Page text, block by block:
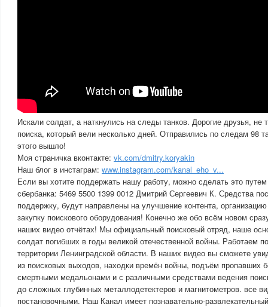
Искали солдат, а наткнулись на следы танков. Дорогие друзья, не
поиска, который вели несколько дней. Отправились по следам 98
этого вышло!
Моя страничка вконтакте: vk.com/dmitry.koryakin
Наш блог в инстаграм: www.instagram.com/kanal_eho_v...
Если вы хотите поддержать нашу работу, можно сделать это
сбербанка: 5469 5500 1399 0012 Дмитрий Сергеевич К. Средства
поддержку, будут направлены на улучшение контента,
закупку поискового оборудования! Конечно же обо всём новом
наших видео отчётах! Мы официальный поисковый отряд, наше
солдат погибших в годы великой отечественной войны. Работаем
территории Ленинградской области. В наших видео вы сможете
из поисковых выходов, находки времён войны, подъём пропавших
смертными медальонами и с различными средствами ведения
до сложных глубинных металлодетектеров и магнитометров. все
постановочными. Наш Канал имеет познавательно-